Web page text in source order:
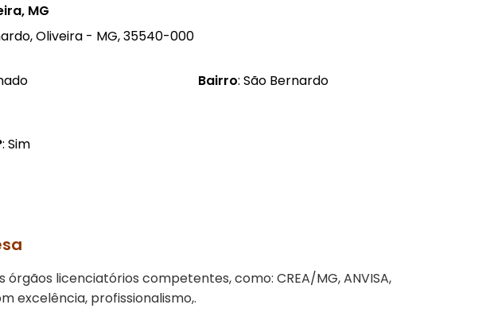
MG
Oliveira - MG, 35540-000
Bairro: São Bernardo
: Sim
licenciatórios competentes, como: CREA/MG, ANVISA,
excelência, profissionalismo,.